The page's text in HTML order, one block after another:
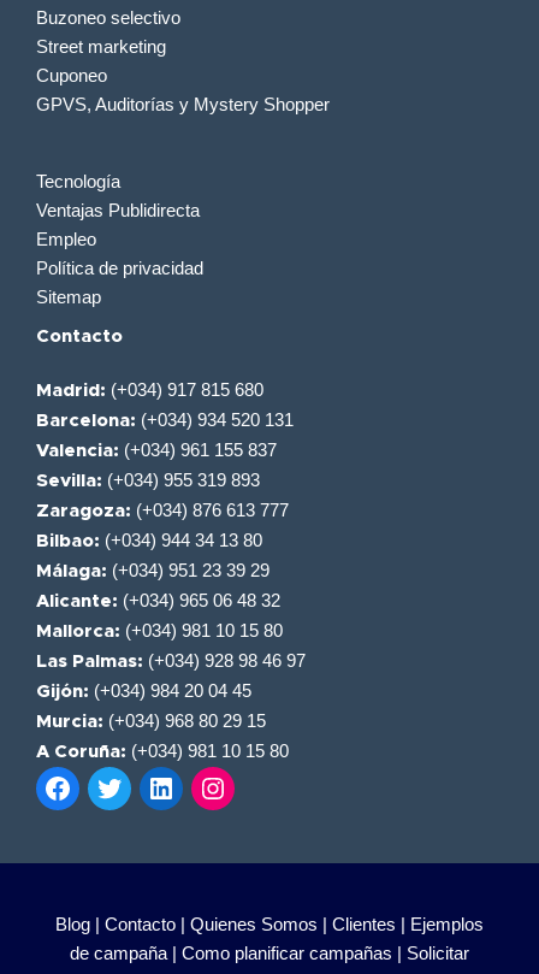
Buzoneo selectivo
Street marketing
Cuponeo
GPVS, Auditorías y Mystery Shopper
Tecnología
Ventajas Publidirecta
Empleo
Política de privacidad
Sitemap
Contacto
Madrid: (+034) 917 815 680
Barcelona: (+034) 934 520 131
Valencia: (+034) 961 155 837
Sevilla: (+034) 955 319 893
Zaragoza: (+034) 876 613 777
Bilbao: (+034) 944 34 13 80
Málaga: (+034) 951 23 39 29
Alicante: (+034) 965 06 48 32
Mallorca: (+034) 981 10 15 80
Las Palmas: (+034) 928 98 46 97
Gijón: (+034) 984 20 04 45
Murcia: (+034) 968 80 29 15
A Coruña: (+034) 981 10 15 80
Blog | Contacto | Quienes Somos | Clientes | Ejemplos
de campaña | Como planificar campañas | Solicitar